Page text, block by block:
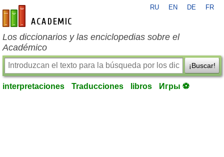
es-academic.com
RU EN DE FR
Los diccionarios y las enciclopedias sobre el
Académico
¡Buscar!
interpretaciones Traducciones libros Игры ⚽